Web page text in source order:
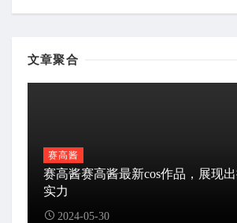
文章聚合
赛高酱
赛高酱赛高酱最新cos作品，展现
实力
2024-05-30